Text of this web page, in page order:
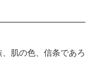
肌の色、信条であろ